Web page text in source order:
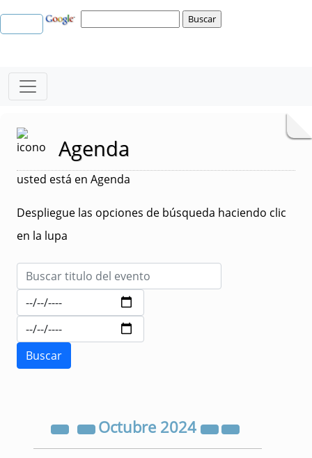
Agenda
usted está en Agenda
Despliegue las opciones de búsqueda haciendo clic
en la lupa
Octubre 2024